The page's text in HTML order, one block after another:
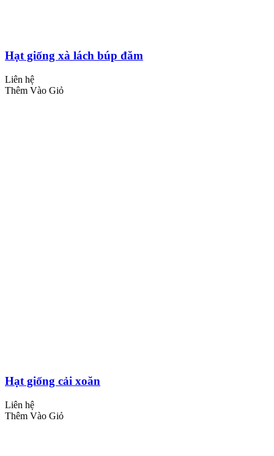
Hạt giống xà lách búp đăm
Liên hệ
Thêm Vào Giỏ
Hạt giống cải xoăn
Liên hệ
Thêm Vào Giỏ